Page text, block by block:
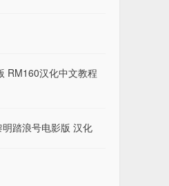
RM160汉化中文教程
踏浪号电影版 汉化
卓按键机上还原诺基亚